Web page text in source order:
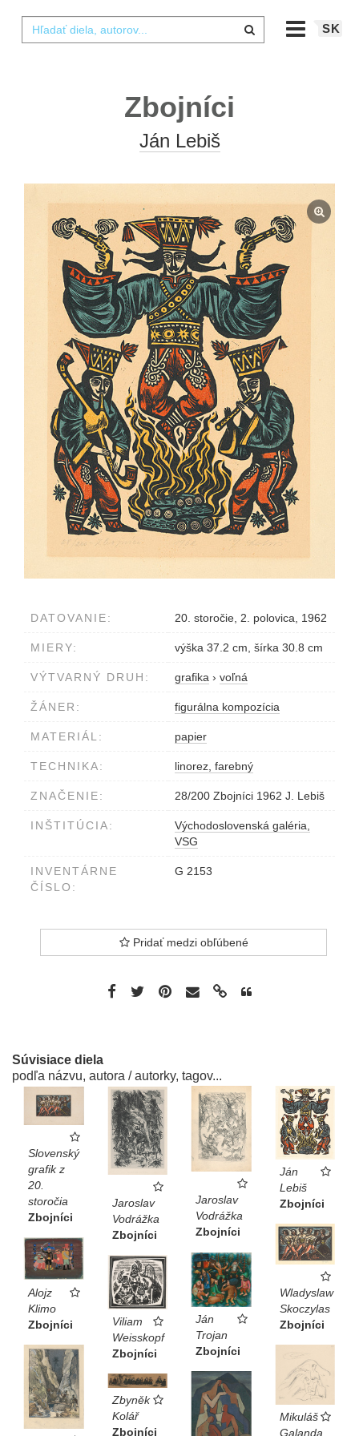
SK
Zbojníci
Ján Lebiš
DATOVANIE: 20. storočie, 2. polovica, 1962
MIERY: výška 37.2 cm, šírka 30.8 cm
VÝTVARNÝ DRUH: grafika › voľná
ŽÁNER: figurálna kompozícia
MATERIÁL: papier
TECHNIKA: linorez, farebný
ZNAČENIE: 28/200 Zbojníci 1962 J. Lebiš
INŠTITÚCIA:
Východoslovenská galéria,
VSG
INVENTÁRNE
ČÍSLO:
G 2153
Pridať medzi obľúbené
Súvisiace diela
podľa názvu, autora / autorky, tagov...
Slovenský
grafik z
20.
storočia
Zbojníci
Jaroslav
Vodrážka
Zbojníci
Jaroslav
Vodrážka
Zbojníci
Ján
Lebiš
Zbojníci
Wladyslaw
Skoczylas
Zbojníci
Alojz
Klimo
Zbojníci
Ján
Trojan
Zbojníci
Viliam
Weisskopf
Zbojníci
Mikuláš
Galanda
Zbyněk
Kolář
Zbojníci